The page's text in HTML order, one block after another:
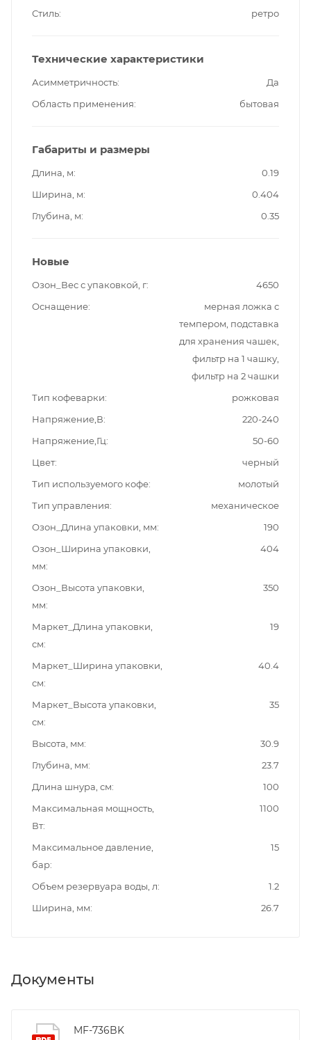
Стиль ретро
Технические характеристики
Асимметричность
Да
Область применения
бытовая
Габариты и размеры
Длина, м
0.19
Ширина, м
0.404
Глубина, м
0.35
Новые
Озон_Вес с упаковкой, г
4650
Оснащение
мерная ложка с
темпером, подставка
для хранения чашек,
фильтр на 1 чашку,
фильтр на 2 чашки
Тип кофеварки
рожковая
Напряжение,В
220-240
Напряжение,Гц
50-60
Цвет
черный
Тип используемого кофе
молотый
Тип управления
механическое
Озон_Длина упаковки, мм
190
Озон_Ширина упаковки,
мм
404
Озон_Высота упаковки,
мм
350
Маркет_Длина упаковки,
см
19
Маркет_Ширина упаковки,
см
40.4
Маркет_Высота упаковки,
см
35
Высота, мм
30.9
Глубина, мм
23.7
Длина шнура, см
100
Максимальная мощность,
Вт
1100
Максимальное давление,
бар
15
Объем резервуара воды, л
1.2
Ширина, мм
26.7
Документы
MF-736BK